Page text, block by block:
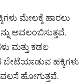
ಮೇಲಕ್ಕೆ ಹಾರಲು
ಅವಲಂಬಿಸುತ್ತವೆ.
ಮತ್ತು ಕಡಲ
ಬೇಟೆಯಾಡುವ ಹಕ್ಕಿಗಳು
ವಲಸೆ ಹೋಗುತ್ತವೆ.